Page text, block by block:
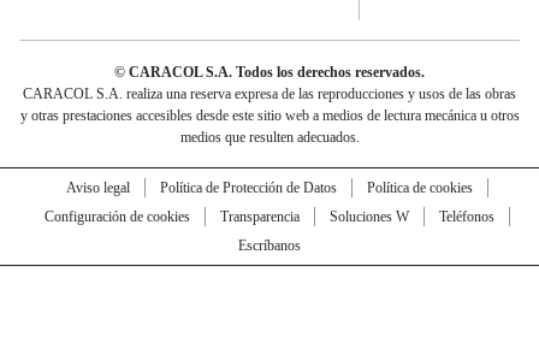
© CARACOL S.A. Todos los derechos reservados.
CARACOL S.A. realiza una reserva expresa de las reproducciones y usos de las obras
y otras prestaciones accesibles desde este sitio web a medios de lectura mecánica u otros
medios que resulten adecuados.
Aviso legal Política de Protección de Datos
Política de cookies
Configuración de cookies
Transparencia Soluciones W
Teléfonos
Escríbanos